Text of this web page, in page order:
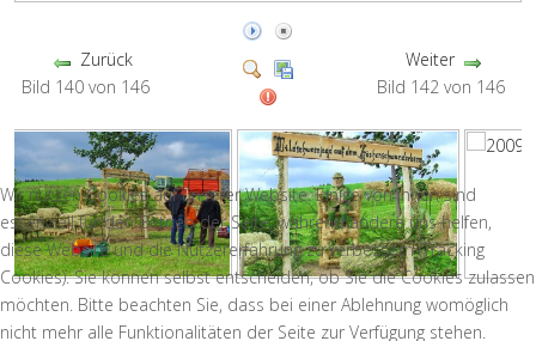
Zurück
Bild 140 von 146
Weiter
Bild 142 von 146
Wir nutzen Cookies auf unserer Website. Einige von ihnen sind
essenziell für den Betrieb der Seite, während andere uns helfen,
diese Website und die Nutzererfahrung zu verbessern (Tracking
Cookies). Sie können selbst entscheiden, ob Sie die Cookies zulassen
möchten. Bitte beachten Sie, dass bei einer Ablehnung womöglich
nicht mehr alle Funktionalitäten der Seite zur Verfügung stehen.